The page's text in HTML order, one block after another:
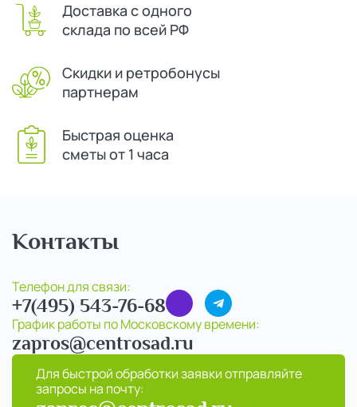
Доставка с одного
склада по всей РФ
Скидки и ретробонусы
партнерам
Быстрая оценка
сметы от 1 часа
Контакты
Телефон для связи:
+7(495) 543-76-68
График работы по Московскому времени:
zapros@centrosad.ru
Для быстрой обработки заявки отправляйте
запросы на почту: